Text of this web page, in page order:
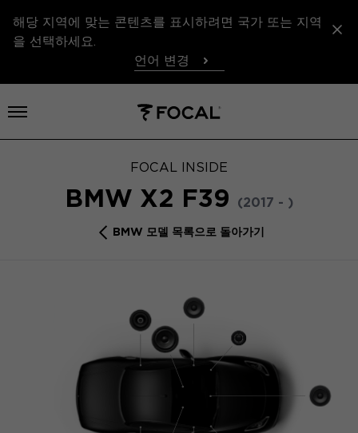
해당 지역에 맞는 콘텐츠를 표시하려면 국가 또는 지역
을 선택하세요.
언어 변경
메뉴 열기
FOCAL INSIDE
BMW X2 F39 (2017 - )
BMW 모델 목록으로 돌아가기